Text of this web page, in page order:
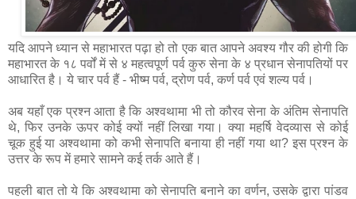
यदि आपने ध्यान से महाभारत पढ़ा हो तो एक बात आपने अवश्य गौर की होगी कि
महाभारत के १८ पर्वों में से ४ महत्वपूर्ण पर्व कुरु सेना के ४ प्रधान सेनापतियों पर
आधारित है। ये चार पर्व हैं - भीष्म पर्व, द्रोण पर्व, कर्ण पर्व एवं शल्य पर्व।
अब यहाँ एक प्रश्न आता है कि अश्वथामा भी तो कौरव सेना के अंतिम सेनापति
थे, फिर उनके ऊपर कोई क्यों नहीं लिखा गया। क्या महर्षि वेदव्यास से कोई
चूक हुई या अश्वथामा को कभी सेनापति बनाया ही नहीं गया था? इस प्रश्न के
उत्तर के रूप में हमारे सामने कई तर्क आते हैं।
पहली बात तो ये कि अश्वथामा को सेनापति बनाने का वर्णन, उसके द्वारा पांडव